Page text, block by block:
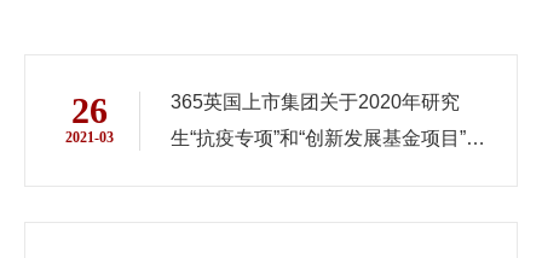
26
2021-03
365英国上市集团关于2020年研究
生“抗疫专项”和“创新发展基金项目”拟